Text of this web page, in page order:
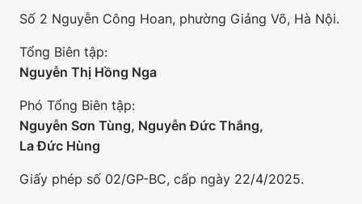
Số 2 Nguyễn Công Hoan, phường Giảng Võ, Hà Nội.
Tổng Biên tập:
Nguyễn Thị Hồng Nga
Phó Tổng Biên tập:
Nguyễn Sơn Tùng, Nguyễn Đức Thắng,
La Đức Hùng
Giấy phép số 02/GP-BC, cấp ngày 22/4/2025.